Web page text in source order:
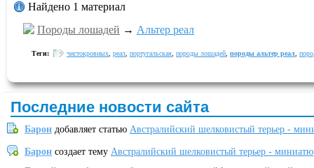
Найдено 1 материал
Породы лошадей → Альтер реал
Теги: чистокровных реал португальская породы лошадей породы альтер реал
Последние новости сайта
Барон добавляет статью Австралийский шелковистый терьер -
Барон создает тему Австралийский шелковистый терьер -